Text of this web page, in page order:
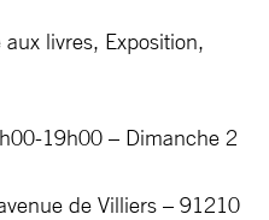
livres, Exposition,
19h00 – Dimanche 2
de Villiers – 91210